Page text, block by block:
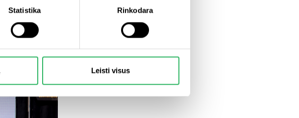
Statistika Rinkodara
Leisti visus